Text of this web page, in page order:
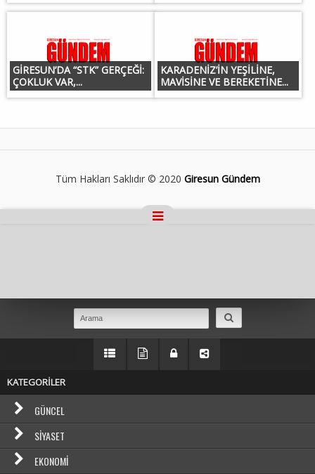
GİRESUN’DA “STK” GERÇEĞİ:
ÇOKLUK VAR,...
KARADENİZ’İN YEŞİLİNE,
MAVİSİNE VE BEREKETİNE...
Tüm Hakları Saklıdır © 2020 Giresun Gündem
KATEGORİLER
GÜNCEL
SIYASET
EKONOMI